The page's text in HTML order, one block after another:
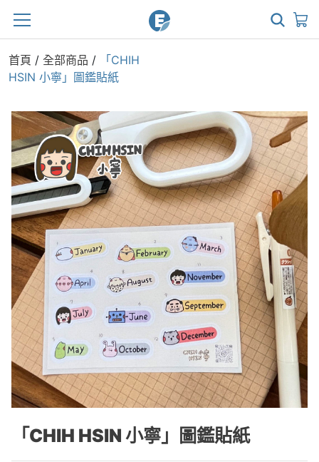
首頁 / 全部商品 /
「CHIH
HSIN 小寧」圖鑑貼紙
「CHIH HSIN 小寧」圖鑑貼紙